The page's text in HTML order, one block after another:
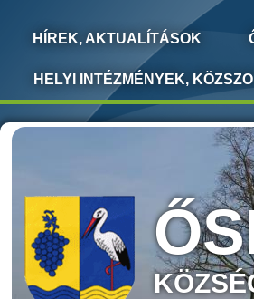
HÍREK, AKTUALÍTÁSOK
HELYI INTÉZMÉNYEK,